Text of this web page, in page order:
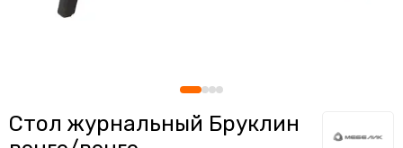
ОфисПро
Программа Техно
Pointex
Стол журнальный Бруклин